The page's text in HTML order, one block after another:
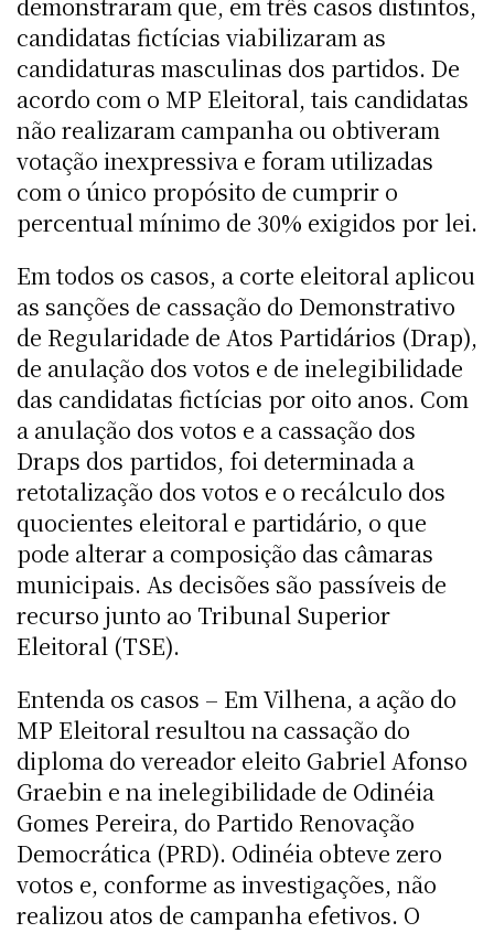
candidatas fictícias viabilizaram as
candidaturas masculinas dos partidos. De
acordo com o MP Eleitoral, tais candidatas
não realizaram campanha ou obtiveram
votação inexpressiva e foram utilizadas
com o único propósito de cumprir o
percentual mínimo de 30% exigidos por lei.
Em todos os casos, a corte eleitoral aplicou
as sanções de cassação do Demonstrativo
de Regularidade de Atos Partidários (Drap),
de anulação dos votos e de inelegibilidade
das candidatas fictícias por oito anos. Com
a anulação dos votos e a cassação dos
Draps dos partidos, foi determinada a
retotalização dos votos e o recálculo dos
quocientes eleitoral e partidário, o que
pode alterar a composição das câmaras
municipais. As decisões são passíveis de
recurso junto ao Tribunal Superior
Eleitoral (TSE).
Entenda os casos – Em Vilhena, a ação do
MP Eleitoral resultou na cassação do
diploma do vereador eleito Gabriel Afonso
Graebin e na inelegibilidade de Odinéia
Gomes Pereira, do Partido Renovação
Democrática (PRD). Odinéia obteve zero
votos e, conforme as investigações, não
realizou atos de campanha efetivos. O